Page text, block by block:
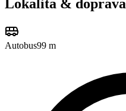
Lokalita & doprava
Autobus99 m